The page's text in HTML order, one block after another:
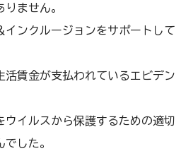
ません。
ンクルージョンをサポートして
賃金が支払われているエビデン
イルスから保護するための適切
した。